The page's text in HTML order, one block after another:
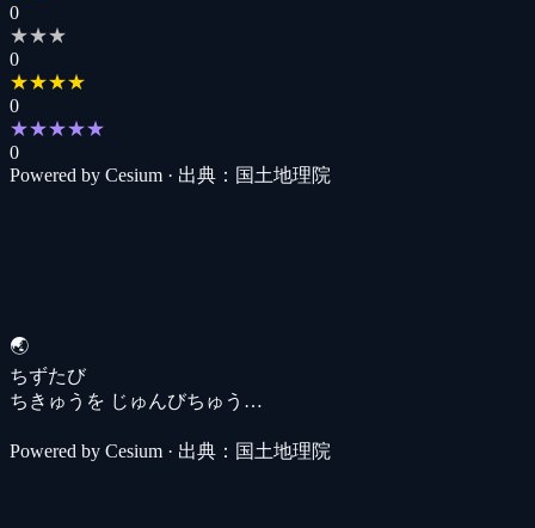
0
★★★
0
★★★★
0
★★★★★
0
Powered by Cesium · 出典：国土地理院
🌏
ちずたび
ちきゅうを じゅんびちゅう…
Powered by Cesium · 出典：国土地理院